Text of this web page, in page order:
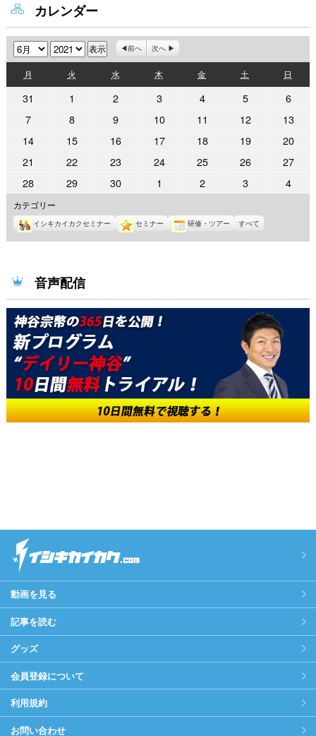
カレンダー
月 年 前へ 次へ
月
曜
日
火
曜
水水
曜
木
曜
金金
曜
土
曜
日
曜
31
月
1
月
1
22021
月
2
32021
6
月
3
42021
6
月
4
52021
6
月
5
62021
6
月
6
72021
6
月
7
日
82021
6
月
8
日
92021
6
月
9
日
102021
月
日
11
6
月
日
122021
6
月
日
132021
6
月
日
142021
月
14
日
152021
6
月
日
162021
月
日
172021
日
182021
6
日
192021
6
日
202021
21
6
月
21
222021
6
22
232021
6
23
日
242021
6
24
日
252021
6
25
262021
6
26
272021
6
282021
年
6
月
28
292021
年
6
月
29
302021
年
6
月
30
1
年
7
月
1
22021
年
7
月
2
32021
年
7
月
3
42021
年
4
カテゴリー
イシキカイカクセミナー セミナー 研修・ツアー すべて
音声配信
動画を見る
記事を読む
グッズ
会員登録について
利用規約
お問い合わせ